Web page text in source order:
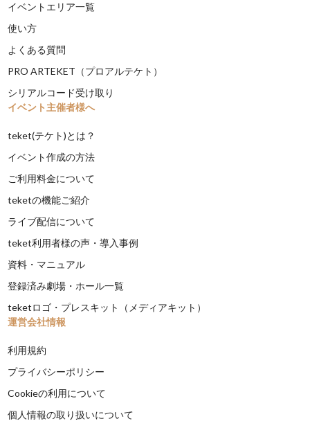
イベントエリア一覧
使い方
よくある質問
PRO ARTEKET（プロアルテケト）
シリアルコード受け取り
イベント主催者様へ
teket(テケト)とは？
イベント作成の方法
ご利用料金について
teketの機能ご紹介
ライブ配信について
teket利用者様の声・導入事例
資料・マニュアル
登録済み劇場・ホール一覧
teketロゴ・プレスキット（メディアキット）
運営会社情報
利用規約
プライバシーポリシー
Cookieの利用について
個人情報の取り扱いについて